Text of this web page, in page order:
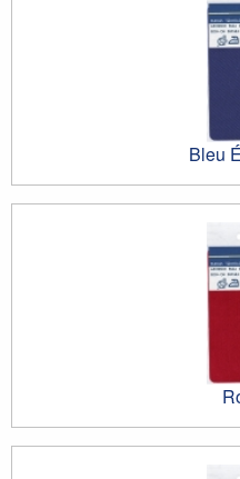
Bleu